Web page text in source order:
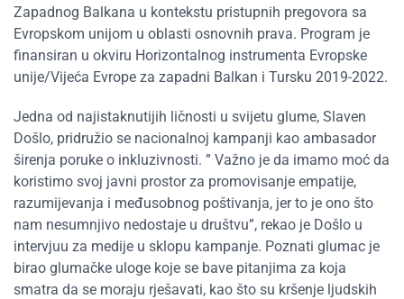
Zapadnog Balkana u kontekstu pristupnih pregovora sa
Evropskom unijom u oblasti osnovnih prava. Program je
finansiran u okviru Horizontalnog instrumenta Evropske
unije/Vijeća Evrope za zapadni Balkan i Tursku 2019-2022.
Jedna od najistaknutijih ličnosti u svijetu glume, Slaven
Došlo, pridružio se nacionalnoj kampanji kao ambasador
širenja poruke o inkluzivnosti. ” Važno je da imamo moć da
koristimo svoj javni prostor za promovisanje empatije,
razumijevanja i međusobnog poštivanja, jer to je ono što
nam nesumnjivo nedostaje u društvu”, rekao je Došlo u
intervjuu za medije u sklopu kampanje. Poznati glumac je
birao glumačke uloge koje se bave pitanjima za koja
smatra da se moraju rješavati, kao što su kršenje ljudskih